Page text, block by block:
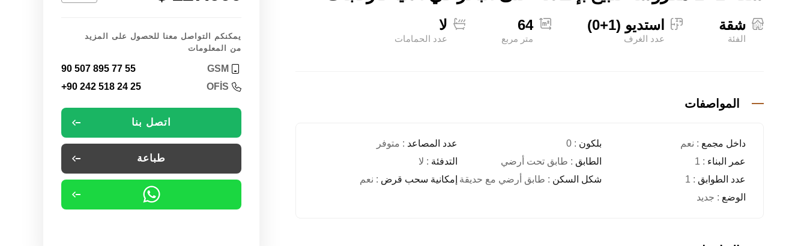
يمكنكم التواصل معنا للحصول على المزيد
من المعلومات
GSM
90 507 895 77 55
OFİS
+90 242 518 24 25
اتصل بنا
طباعة
شقة
الفئة
استديو (1+0)
عدد الغرف
64
متر مربع
لا
عدد الحمامات
المواصفات
داخل مجمع : نعم بلكون : 0 عدد المصاعد : متوفر
عمر البناء : 1 الطابق : طابق تحت أرضي التدفئة : لا
عدد الطوابق : 1 شكل السكن : طابق أرضي مع حديقة إمكانية سحب قرض : نعم
الوضع : جديد